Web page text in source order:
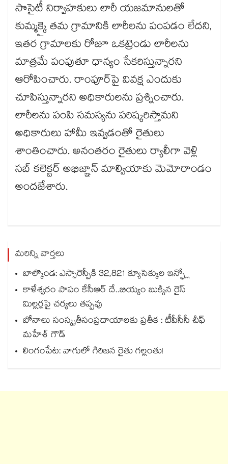
సొసైటీ నిర్వాహకులు లారీ యజమానులతో
కుమ్మక్కై తమ గ్రామానికి లారీలను పంపడం లేదని,
ఇతర గ్రామాలకు రోజూ ఒకట్రెండు లారీలను
మాత్రమే పంపుతూ ధాన్యం సేకరిస్తున్నారని
ఆరోపించారు. రాంపూర్‌‌పై వివక్ష ఎందుకు
చూపిస్తున్నారని అధికారులను ప్రశ్నించారు.
లారీలను పంపి సమస్యను పరిష్కరిస్తామని
అధికారులు హామీ ఇవ్వడంతో రైతులు
శాంతించారు. అనంతరం రైతులు ర్యాలీగా వెళ్లి
సబ్ కలెక్టర్ అభిజ్ఞాన్ మాల్వియాకు మెమోరాండం
అందజేశారు.
మరిన్ని వార్తలు
బాల్కొండ: ఎస్సారెస్పీకి 32,821 క్యూసెక్కుల ఇన్ఫ్లో
కాళేశ్వరం పాపం కేసీఆర్ దే..బియ్యం బుక్కిన రైస్
మిల్లర్లపై చర్యలు తప్పవు
బోనాలు సంస్కృతీసంప్రదాయాలకు ప్రతీక : టీపీసీసీ చీఫ్‌‌‌‌‌‌‌‌‌‌‌‌‌‌‌‌
మహేశ్‌‌‌‌‌‌‌‌ గౌడ్‌‌‌‌‌‌‌‌‌‌‌‌‌‌‌‌
లింగంపేట: వాగులో గిరిజన రైతు గల్లంతు!